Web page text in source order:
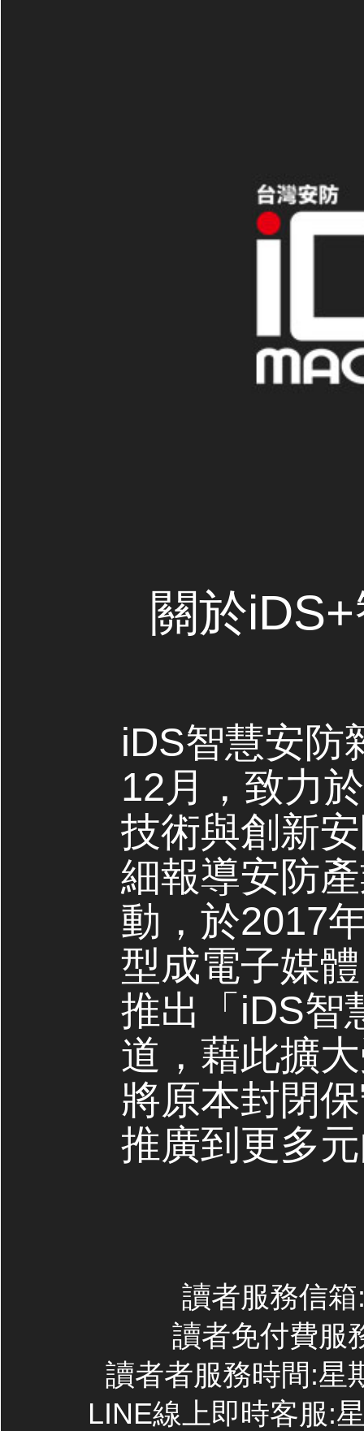
關於
iDS智慧安防
12月，致力
技術與創新
細報導安防
動，於2017
型成電子媒
推出「iDS智
道，藉此擴
將原本封閉
推廣到更多
讀者服務信
讀者免付費服
讀者者服務時間:星
LINE線上即時客服: